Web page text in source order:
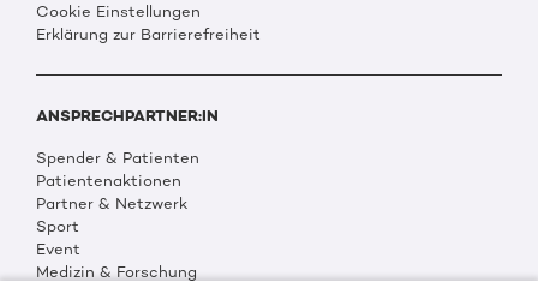
Cookie Einstellungen
Erklärung zur Barrierefreiheit
ANSPRECHPARTNER:IN
Spender & Patienten
Patientenaktionen
Partner & Netzwerk
Sport
Event
Medizin & Forschung